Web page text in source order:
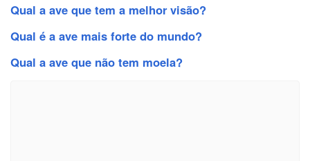
Qual a ave que tem a melhor visão?
Qual é a ave mais forte do mundo?
Qual a ave que não tem moela?